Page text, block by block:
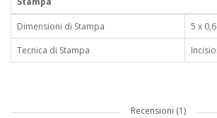
Dimensioni di Stampa
5 x
Tecnica di Stampa
Recensioni (1)